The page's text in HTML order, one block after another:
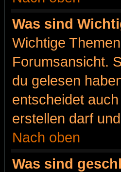
Was sind
Wichtige
Forumsansicht.
du gelesen
entscheidet
erstellen darf
Nach oben
Was sind